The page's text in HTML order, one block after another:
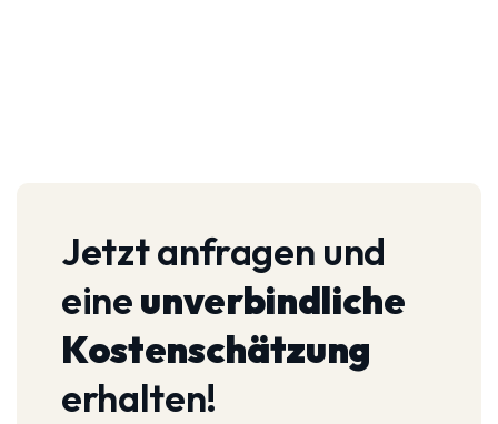
Jetzt anfragen und
eineunverbindliche
Kostenschätzung
erhalten!